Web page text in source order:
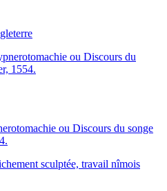
ou Discours du songe